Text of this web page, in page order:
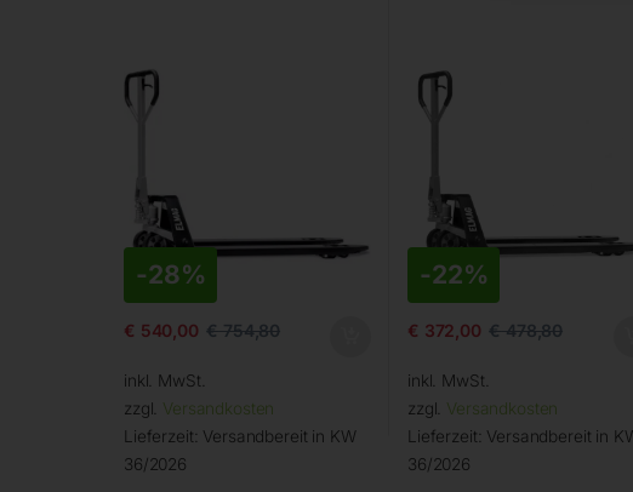
-28%
€ 540,00 €754,80
inkl. MwSt.
zzgl. Versandkosten
Lieferzeit: Versandbereit in KW
36/2026
-22%
€ 372,00 €478,80
inkl. MwSt.
zzgl. Versandkosten
Lieferzeit: Versandbereit in
36/2026